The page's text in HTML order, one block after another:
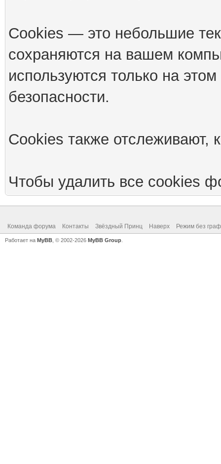
Cookies — это небольшие
сохраняются на вашем
используются только на
безопасности.
Cookies также отслеживают,
Чтобы удалить все cookies
Команда форума Контакты Звёздный Принц Наверх Режим без
Работает на MyBB , © 2002-2026 MyBB Group